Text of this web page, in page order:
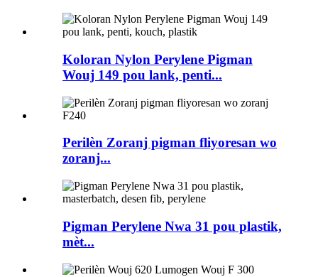
Koloran Nylon Perylene Pigman
Wouj 149 pou lank, penti...
Perilèn Zoranj pigman fliyoresan wo
zoranj...
Pigman Perylene Nwa 31 pou plastik,
mèt...